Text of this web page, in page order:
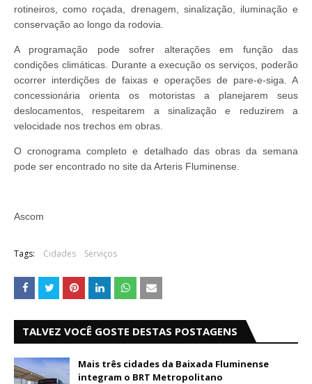
rotineiros, como roçada, drenagem, sinalização, iluminação e
conservação ao longo da rodovia.
A programação pode sofrer alterações em função das
condições climáticas. Durante a execução os serviços, poderão
ocorrer interdições de faixas e operações de pare-e-siga. A
concessionária orienta os motoristas a planejarem seus
deslocamentos, respeitarem a sinalização e reduzirem a
velocidade nos trechos em obras.
O cronograma completo e detalhado das obras da semana
pode ser encontrado no site da Arteris Fluminense.
Ascom
Tags: Cidades Serviços
TALVEZ VOCÊ GOSTE DESTAS POSTAGENS
Mais três cidades da Baixada Fluminense
integram o BRT Metropolitano